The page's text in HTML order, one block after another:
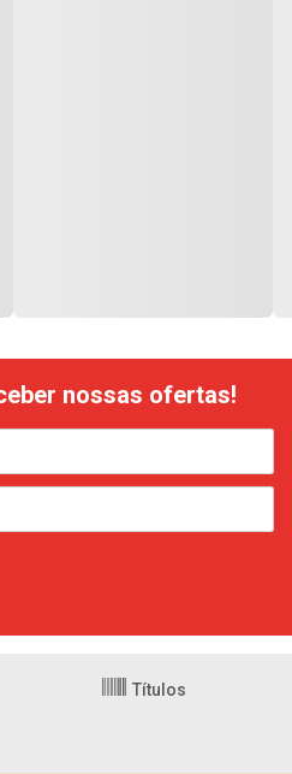
nossas ofertas!
Títulos